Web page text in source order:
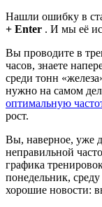
Нашли ошибку в
+ Enter . И мы её
Вы проводите в
часов, знаете
среди тонн
нужно на самом
оптимальную
рост.
Вы, наверное, уже
неправильной
графика
понедельник,
хорошие новости: